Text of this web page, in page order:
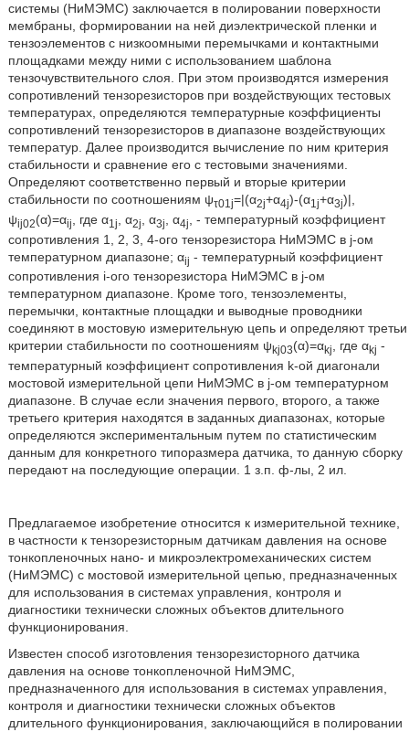
системы (НиМЭМС) заключается в полировании поверхности
мембраны, формировании на ней диэлектрической пленки и
тензоэлементов с низкоомными перемычками и контактными
площадками между ними с использованием шаблона
тензочувствительного слоя. При этом производятся измерения
сопротивлений тензорезисторов при воздействующих тестовых
температурах, определяются температурные коэффициенты
сопротивлений тензорезисторов в диапазоне воздействующих
температур. Далее производится вычисление по ним критерия
стабильности и сравнение его с тестовыми значениями.
Определяют соответственно первый и вторые критерии
стабильности по соотношениям ψτ01j=|(α2j+α4j)-(α1j+α3j)|,
ψij02(α)=αij , где α1j , α2j , α3j , α4j
, - температурный коэффициент
сопротивления 1, 2, 3, 4-ого тензорезистора НиМЭМС в j-ом
температурном диапазоне; αij - температурный коэффициент
сопротивления i-ого тензорезистора НиМЭМС в j-ом
температурном диапазоне. Кроме того, тензоэлементы,
перемычки, контактные площадки и выводные проводники
соединяют в мостовую измерительную цепь и определяют третьи
критерии стабильности по соотношениям ψ kj03(α)=αkj, где αkj -
температурный коэффициент сопротивления k-ой диагонали
мостовой измерительной цепи НиМЭМС в j-ом температурном
диапазоне. В случае если значения первого, второго, а также
третьего критерия находятся в заданных диапазонах, которые
определяются экспериментальным путем по статистическим
данным для конкретного типоразмера датчика, то данную сборку
передают на последующие операции. 1 з.п. ф-лы, 2 ил.
Предлагаемое изобретение относится к измерительной технике,
в частности к тензорезисторным датчикам давления на основе
тонкопленочных нано- и микроэлектромеханических систем
(НиМЭМС) с мостовой измерительной цепью, предназначенных
для использования в системах управления, контроля и
диагностики технически сложных объектов длительного
функционирования.
Известен способ изготовления тензорезисторного датчика
давления на основе тонкопленочной НиМЭМС,
предназначенного для использования в системах управления,
контроля и диагностики технически сложных объектов
длительного функционирования, заключающийся в полировании